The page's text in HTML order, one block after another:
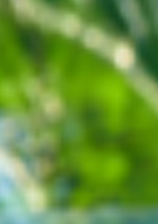
рекомендуют